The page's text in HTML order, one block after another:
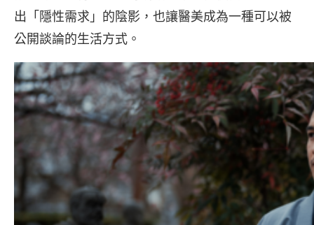
出「隱性需求」的陰影，也讓醫美成為一種可以被
公開談論的生活方式。